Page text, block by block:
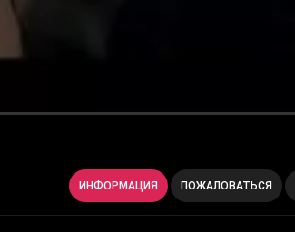
ИНФОРМАЦИЯ ПОЖАЛОВАТЬСЯ